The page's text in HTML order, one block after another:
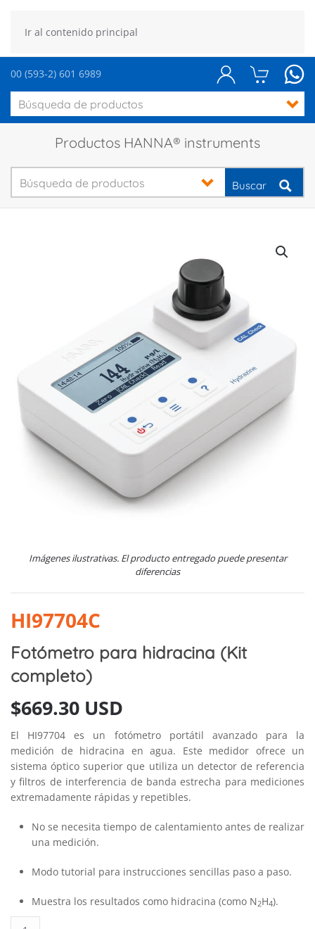
Ir al contenido principal
00 (593-2) 601 6989
Productos HANNA® instruments
Buscar
Imágenes ilustrativas. El producto entregado puede presentar
diferencias
HI97704C
Fotómetro para hidracina (Kit
completo)
$669.30 USD
El HI97704 es un fotómetro portátil avanzado para la
medición de hidracina en agua. Este medidor ofrece un
sistema óptico superior que utiliza un detector de referencia
y filtros de interferencia de banda estrecha para mediciones
extremadamente rápidas y repetibles.
No se necesita tiempo de calentamiento antes de realizar
una medición.
Modo tutorial para instrucciones sencillas paso a paso.
Muestra los resultados como hidracina (como N2H4).